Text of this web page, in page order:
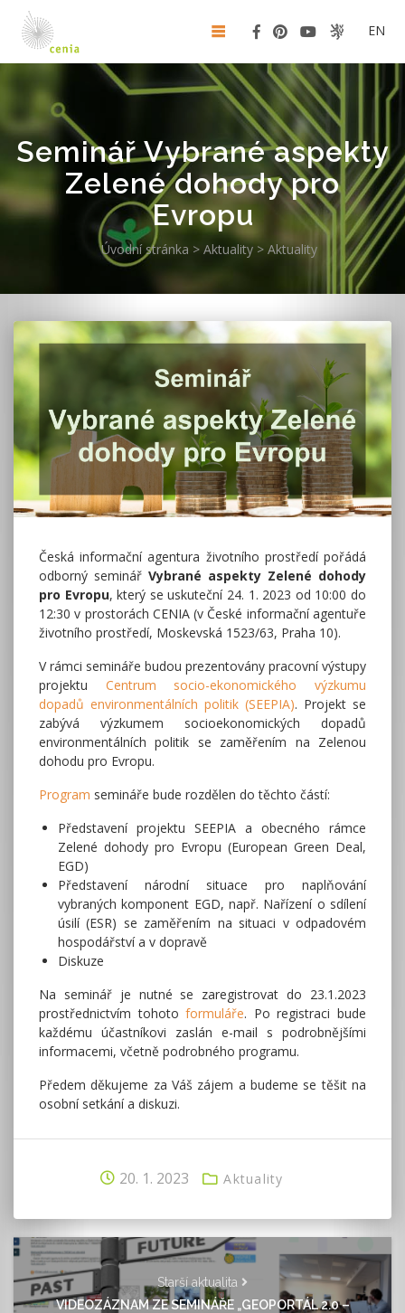
EN
Seminář Vybrané aspekty
Zelené dohody pro
Evropu
Úvodní stránka > Aktuality > Aktuality
Česká informační agentura životního prostředí pořádá
odborný seminář Vybrané aspekty Zelené dohody
pro Evropu, který se uskuteční 24. 1. 2023 od 10:00 do
12:30 v prostorách CENIA (v České informační agentuře
životního prostředí, Moskevská 1523/63, Praha 10).
V rámci semináře budou prezentovány pracovní výstupy
projektu Centrum socio-ekonomického výzkumu
dopadů environmentálních politik (SEEPIA). Projekt se
zabývá výzkumem socioekonomických dopadů
environmentálních politik se zaměřením na Zelenou
dohodu pro Evropu.
Program semináře bude rozdělen do těchto částí:
Představení projektu SEEPIA a obecného rámce
Zelené dohody pro Evropu (European Green Deal,
EGD)
Představení národní situace pro naplňování
vybraných komponent EGD, např. Nařízení o sdílení
úsilí (ESR) se zaměřením na situaci v odpadovém
hospodářství a v dopravě
Diskuze
Na seminář je nutné se zaregistrovat do 23.1.2023
prostřednictvím tohotoformuláře. Po registraci bude
každému účastníkovi zaslán e-mail s podrobnějšími
informacemi, včetně podrobného programu.
Předem děkujeme za Váš zájem a budeme se těšit na
osobní setkání a diskuzi.
20. 1. 2023 Aktuality
Starší aktualita
VIDEOZÁZNAM ZE SEMINÁŘE „GEOPORTÁL 2.0 –